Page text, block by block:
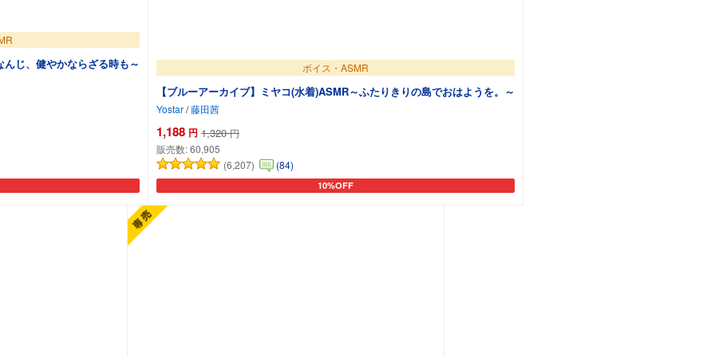
じ、健やかならざる時も～ ボイス・ASMR
【ブルーアーカイブ】ミヤコ(水着)ASMR～ふたりきりの島でおはようを。～
Yostar/藤田茜
1,188 円 1,320 円
販売数:60,905
(6,207)
(84)
10%OFF
カートに追加